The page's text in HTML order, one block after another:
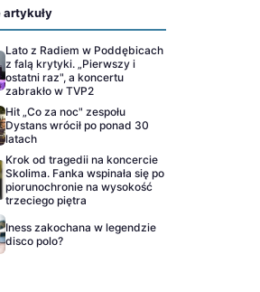
artykuły
Lato z Radiem w Poddębicach
z falą krytyki. „Pierwszy i
ostatni raz", a koncertu
zabrakło w TVP2
Hit „Co za noc" zespołu
Dystans wrócił po ponad 30
latach
Krok od tragedii na koncercie
Skolima. Fanka wspinała się po
piorunochronie na wysokość
trzeciego piętra
Iness zakochana w legendzie
disco polo?